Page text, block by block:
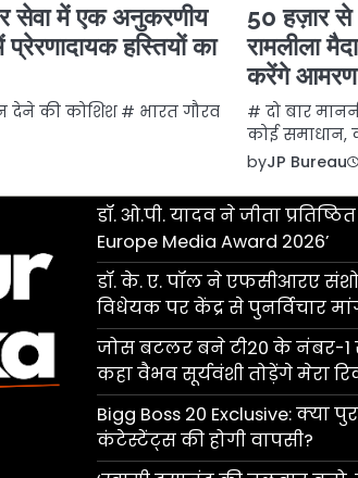
सेवा में एक अनुकरणीय
हस्तियों का
देने की कोशिश # भारत गौरव
50 हज़ार से
रामलीला
करेंगे आमरण
# दो बार
कोई समाधान,
byJP Bureau
डॉ. ओ.पी. यादव ने जीता प्रतिष्ठित
Europe Media Award 2026’
डॉ. के. ए. पॉल ने एफसीआरए
विधेयक पर केंद्र से पुनर्विचार
जोस बटलर बने टी20 के नंबर-1
कहा वैभव सूर्यवंशी तोड़ेंगे मेरा
Bigg Boss 20 Exclusive: क्या
कंटेस्टेंट्स की होगी वापसी?